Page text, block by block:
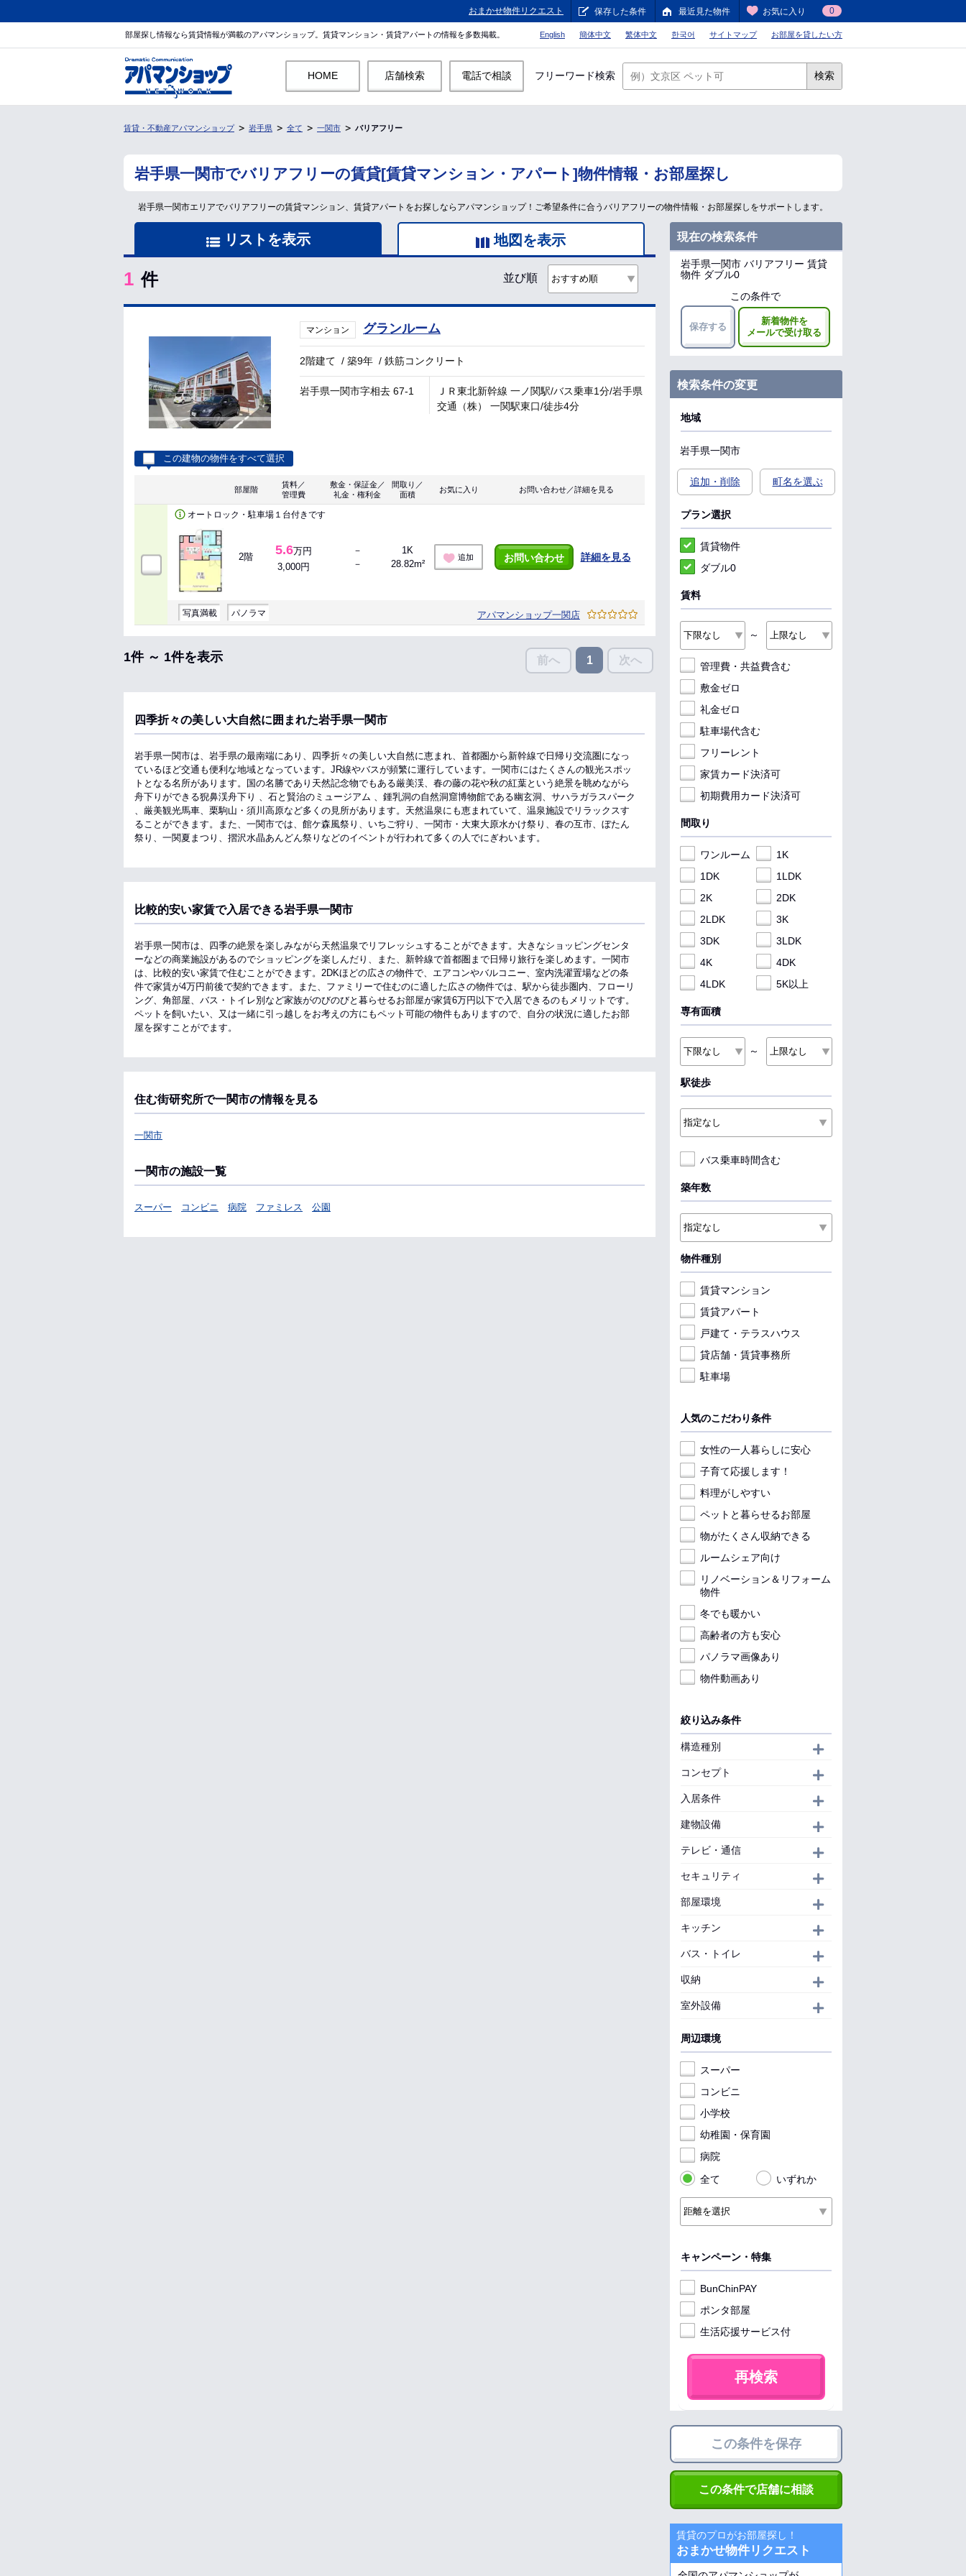
おまかせ物件リクエスト 保存した条件 最近見た物件 お気に入り 0
部屋探し情報なら賃貸情報が満載のアパマンショップ。賃貸マンション・賃貸アパートの情報を多数掲載。 English 簡体中文 繁体中文 한국어 サイトマップ お部屋を貸したい方
HOME 店舗検索 電話で相談 フリーワード検索 検索
賃貸・不動産アパマンショップ 岩手県 全て 一関市 バリアフリー
岩手県一関市でバリアフリーの賃貸[賃貸マンション・アパート]物件情報・お部屋探し
岩手県一関市エリアでバリアフリーの賃貸マンション、賃貸アパートをお探しならアパマンショップ！ご希望条件に合うバリアフリーの物件情報・お部屋探しをサポートします。
リストを表示 地図を表示
1 件 並び順
マンション グランルーム
2階建て /築9年 /鉄筋コンクリート
岩手県一関市字相去 67-1
ＪＲ東北新幹線 一ノ関駅/バス乗車1分/岩手県
交通（株） 一関駅東口/徒歩4分
この建物の物件をすべて選択
部屋階
賃料／
管理費
敷金・保証金／
礼金・権利金
間取り／
面積
お気に入り お問い合わせ／詳細を見る
オートロック・駐車場１台付きです
2階 5.6万円
3,000円
－
－
1K
28.82m²
追加 お問い合わせ 詳細を見る
写真満載 パノラマ アパマンショップ一関店
1件 ～ 1件を表示 前へ 1 次へ
四季折々の美しい大自然に囲まれた岩手県一関市
岩手県一関市は、岩手県の最南端にあり、四季折々の美しい大自然に恵まれ、首都圏から新幹線で日帰り交流圏になっ
ているほど交通も便利な地域となっています。JR線やバスが頻繁に運行しています。一関市にはたくさんの観光スポッ
トとなる名所があります。国の名勝であり天然記念物でもある厳美渓、春の藤の花や秋の紅葉という絶景を眺めながら
舟下りができる猊鼻渓舟下り 、石と賢治のミュージアム 、鍾乳洞の自然洞窟博物館である幽玄洞、サハラガラスパーク
、厳美観光馬車、栗駒山・須川高原など多くの見所があります。天然温泉にも恵まれていて、温泉施設でリラックスす
ることができます。また、一関市では、館ケ森風祭り、いちご狩り、一関市・大東大原水かけ祭り、春の互市、ぼたん
祭り、一関夏まつり、摺沢水晶あんどん祭りなどのイベントが行われて多くの人でにぎわいます。
比較的安い家賃で入居できる岩手県一関市
岩手県一関市は、四季の絶景を楽しみながら天然温泉でリフレッシュすることができます。大きなショッピングセンタ
ーなどの商業施設があるのでショッピングを楽しんだり、また、新幹線で首都圏まで日帰り旅行を楽しめます。一関市
は、比較的安い家賃で住むことができます。2DKほどの広さの物件で、エアコンやバルコニー、室内洗濯置場などの条
件で家賃が4万円前後で契約できます。また、ファミリーで住むのに適した広さの物件では、駅から徒歩圏内、フローリ
ング、角部屋、バス・トイレ別など家族がのびのびと暮らせるお部屋が家賃6万円以下で入居できるのもメリットです。
ペットを飼いたい、又は一緒に引っ越しをお考えの方にもペット可能の物件もありますので、自分の状況に適したお部
屋を探すことがでます。
住む街研究所で一関市の情報を見る
一関市
一関市の施設一覧
スーパー コンビニ 病院 ファミレス 公園
現在の検索条件
岩手県一関市 バリアフリー 賃貸
物件 ダブル0
この条件で
保存する
新着物件を
メールで受け取る
検索条件の変更
地域
岩手県一関市
追加・削除 町名を選ぶ
プラン選択
賃貸物件
ダブル0
賃料
～
管理費・共益費含む
敷金ゼロ
礼金ゼロ
駐車場代含む
フリーレント
家賃カード決済可
初期費用カード決済可
間取り
ワンルーム
1K
1DK
1LDK
2K
2DK
2LDK
3K
3DK
3LDK
4K
4DK
4LDK
5K以上
専有面積
～
駅徒歩
バス乗車時間含む
築年数
物件種別
賃貸マンション
賃貸アパート
戸建て・テラスハウス
貸店舗・賃貸事務所
駐車場
人気のこだわり条件
女性の一人暮らしに安心
子育て応援します！
料理がしやすい
ペットと暮らせるお部屋
物がたくさん収納できる
ルームシェア向け
リノベーション＆リフォーム
物件
冬でも暖かい
高齢者の方も安心
パノラマ画像あり
物件動画あり
絞り込み条件
構造種別
コンセプト
入居条件
建物設備
テレビ・通信
セキュリティ
部屋環境
キッチン
バス・トイレ
収納
室外設備
周辺環境
スーパー
コンビニ
小学校
幼稚園・保育園
病院
全て
いずれか
キャンペーン・特集
BunChinPAY
ポンタ部屋
生活応援サービス付
再検索
この条件を保存
この条件で店舗に相談
賃貸のプロがお部屋探し！
おまかせ物件リクエスト